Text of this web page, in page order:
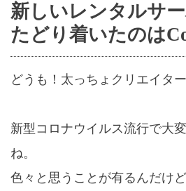
撮影 / 映像編集
Blog
新しいレンタルサー
たどり着いたのは
どうも！太っちょクリエイタ
新型コロナウイルス流行で大
ね。
色々と思うことが有るんだけ